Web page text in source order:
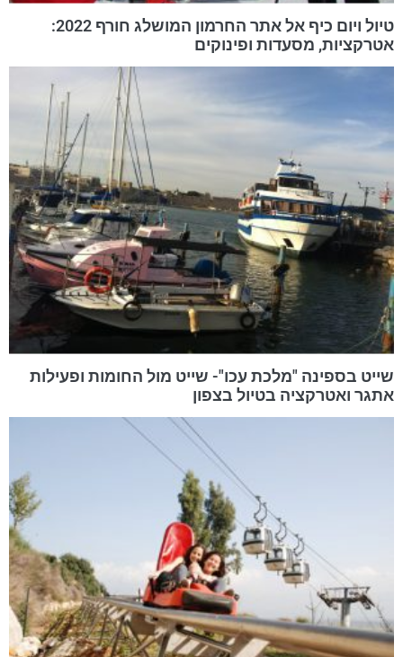
טיול ויום כיף אל אתר החרמון המושלג חורף 2022:
אטרקציות, מסעדות ופינוקים
שייט בספינה "מלכת עכו"- שייט מול החומות ופעילות
אתגר ואטרקציה בטיול בצפון